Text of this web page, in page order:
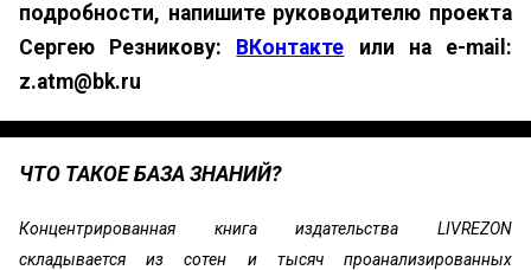
подробности, напишите руководителю проекта
Сергею Резникову:
ВКонтакте или на e-mail:
z.atm@bk.ru
ЧТО ТАКОЕ БАЗА ЗНАНИЙ?
Концентрированная книга издательства LIVREZON
складывается из сотен и тысяч проанализированных